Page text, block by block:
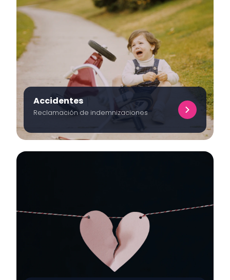
Accidentes
Reclamación de indemnizaciones